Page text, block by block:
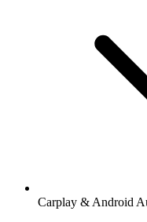
Carplay & Android